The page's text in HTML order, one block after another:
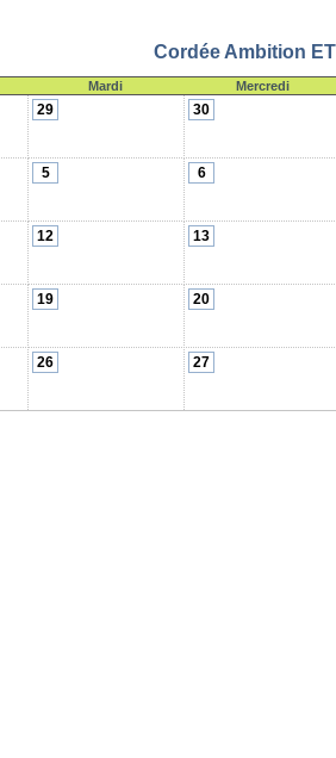
Cordée Ambition
Mardi Mercredi
29 30
5 6
12 13
19 20
26 27